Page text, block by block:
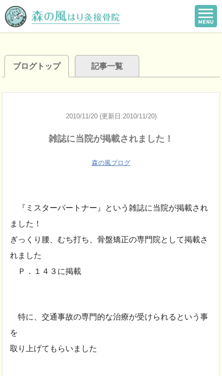
ブログトップ 記事一覧
2010/11/20 (更新日:2010/11/20)
雑誌に当院が掲載されました！
森の風ブログ
『ミスターパートナー』という雑誌に当院が掲載され
ました！
ぎっくり腰、むち打ち、骨盤矯正の専門院として掲載さ
れました
Ｐ．１４３に掲載
特に、交通事故の専門的な治療が受けられるという事
を
取り上げてもらいました